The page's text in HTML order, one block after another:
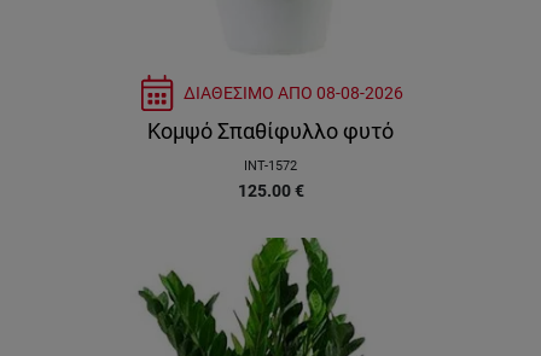
ΔΙΑΘΕΣΙΜΟ ΑΠΟ 08-08-2026
Κομψό Σπαθίφυλλο φυτό
INT-1572
125.00 €